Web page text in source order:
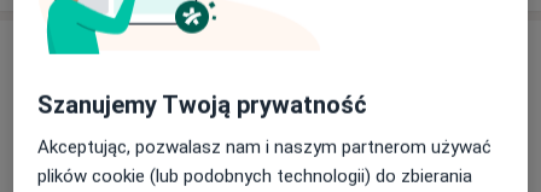
Usługi
Wszystkie
Szanujemy Twoją prywatność
Akceptując, pozwalasz nam i naszym partnerom używać
plików cookie (lub podobnych technologii) do zbierania